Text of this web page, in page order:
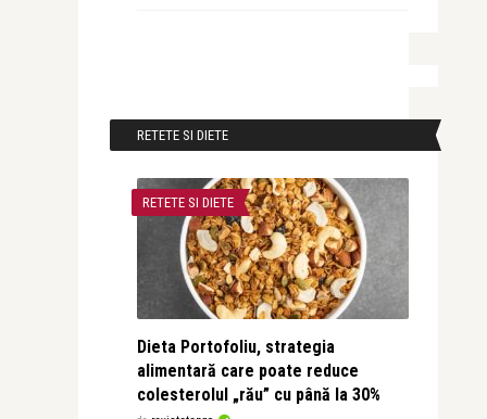
RETETE SI DIETE
RETETE SI DIETE
Dieta Portofoliu, strategia
alimentară care poate reduce
colesterolul „rău” cu până la 30%